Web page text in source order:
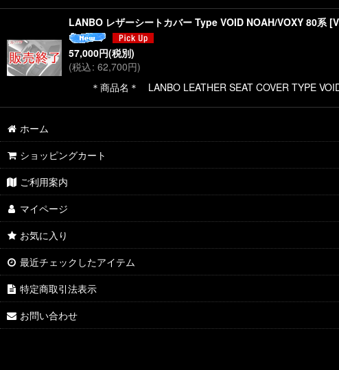
LANBO レザーシートカバー Type VOID NOAH/VOXY 80系 [
57,000円(税別)
(税込: 62,700円)
＊商品名＊ LANBO LEATHER SEAT COVER TYPE
ホーム
ショッピングカート
ご利用案内
マイページ
お気に入り
最近チェックしたアイテム
特定商取引法表示
お問い合わせ